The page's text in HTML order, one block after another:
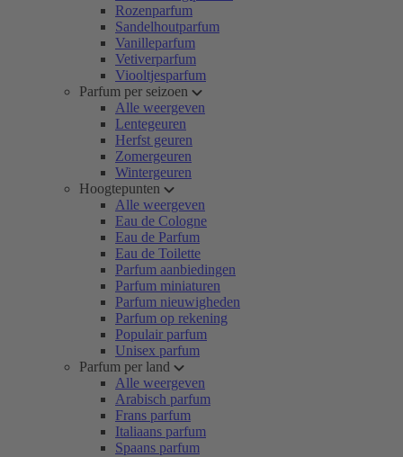
Rozenparfum
Sandelhoutparfum
Vanilleparfum
Vetiverparfum
Viooltjesparfum
Parfum per seizoen
Alle weergeven
Lentegeuren
Herfst geuren
Zomergeuren
Wintergeuren
Hoogtepunten
Alle weergeven
Eau de Cologne
Eau de Parfum
Eau de Toilette
Parfum aanbiedingen
Parfum miniaturen
Parfum nieuwigheden
Parfum op rekening
Populair parfum
Unisex parfum
Parfum per land
Alle weergeven
Arabisch parfum
Frans parfum
Italiaans parfum
Spaans parfum